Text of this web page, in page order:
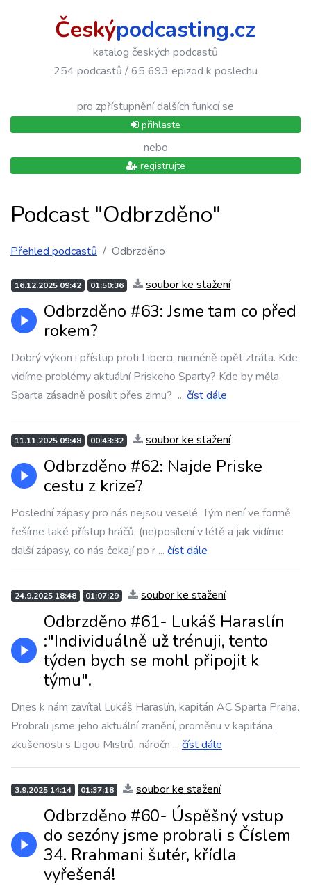
Českýpodcasting.cz
katalog českých podcastů
254 podcastů / 65 693 epizod k poslechu
pro zpřístupnění dalších funkcí se
přihlaste
nebo
registrujte
Podcast "Odbrzděno"
Přehled podcastů Odbrzděno
16.12.2025 09:42 01:50:36 soubor ke stažení
Odbrzděno #63: Jsme tam co před
rokem?
Dobrý výkon i přístup proti Liberci, nicméně opět ztráta. Kde
vidíme problémy aktuální Priskeho Sparty? Kde by měla
Sparta zásadně posílit přes zimu? ... číst dále
11.11.2025 09:48 00:43:32 soubor ke stažení
Odbrzděno #62: Najde Priske
cestu z krize?
Poslední zápasy pro nás nejsou veselé. Tým není ve formě,
řešíme také přístup hráčů, (ne)posílení v létě a jak vidíme
další zápasy, co nás čekají po r ... číst dále
24.9.2025 18:48 01:07:29 soubor ke stažení
Odbrzděno #61- Lukáš Haraslín
:"Individuálně už trénuji, tento
týden bych se mohl připojit k
týmu".
Dnes k nám zavítal Lukáš Haraslín, kapitán AC Sparta Praha.
Probrali jsme jeho aktuální zranění, proměnu v kapitána,
zkušenosti s Ligou Mistrů, náročn ... číst dále
3.9.2025 14:14 01:37:18 soubor ke stažení
Odbrzděno #60- Úspěšný vstup
do sezóny jsme probrali s Číslem
34. Rrahmani šutér, křídla
vyřešená!